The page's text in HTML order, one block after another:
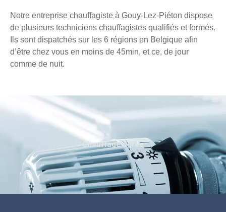
Notre entreprise chauffagiste à Gouy-Lez-Piéton dispose
de plusieurs techniciens chauffagistes qualifiés et formés.
Ils sont dispatchés sur les 6 régions en Belgique afin
d’être chez vous en moins de 45min, et ce, de jour
comme de nuit.
Chauffage agréé